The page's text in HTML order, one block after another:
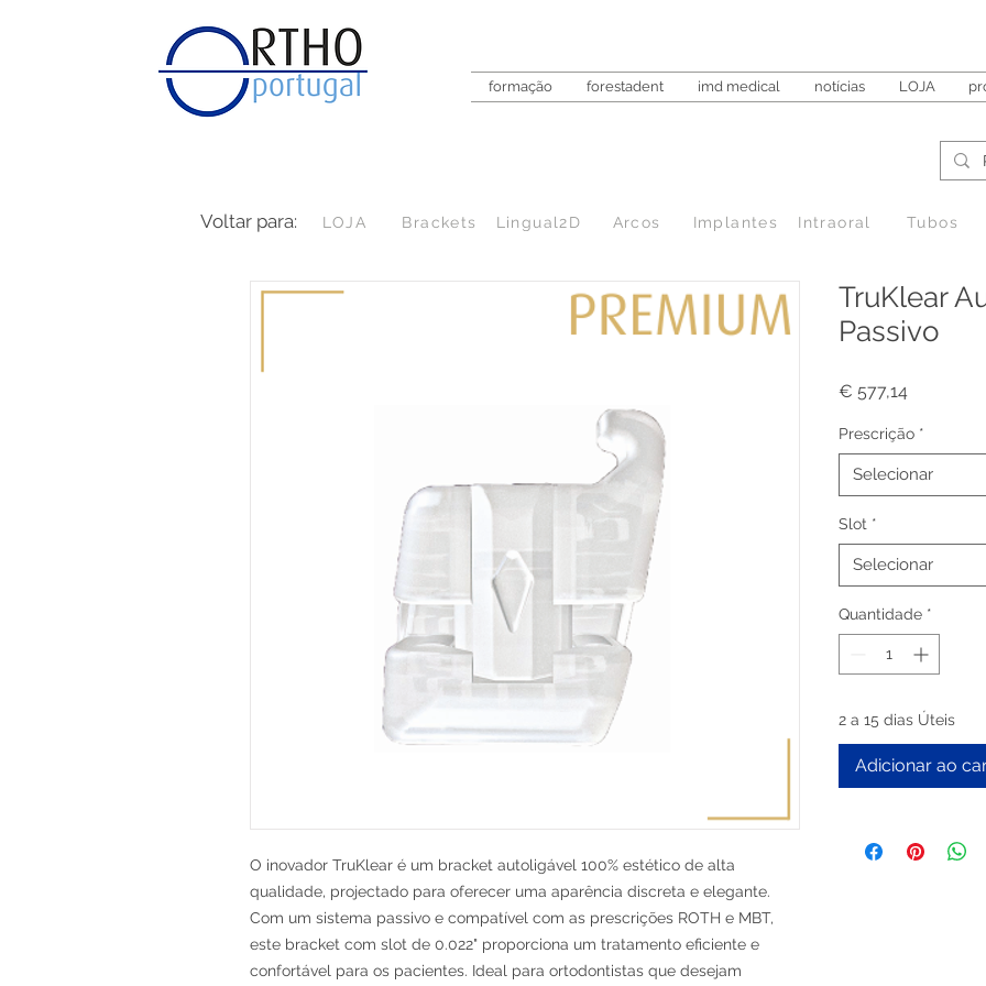
formação forestadent imd medical notícias LOJA
Voltar para: LOJA Brackets Lingual2D Arcos Implantes Intraoral Tubos
O inovador TruKlear é um bracket autoligável 100% estético de alta
qualidade, projectado para oferecer uma aparência discreta e elegante.
Com um sistema passivo e compatível com as prescrições ROTH e MBT,
este bracket com slot de 0.022" proporciona um tratamento eficiente e
confortável para os pacientes. Ideal para ortodontistas que desejam
TruKlear
Passivo
€ 577,14
Prescrição *
Selecionar
Slot *
Selecionar
Quantidade *
2 a 15 dias Úteis
Adicionar ao